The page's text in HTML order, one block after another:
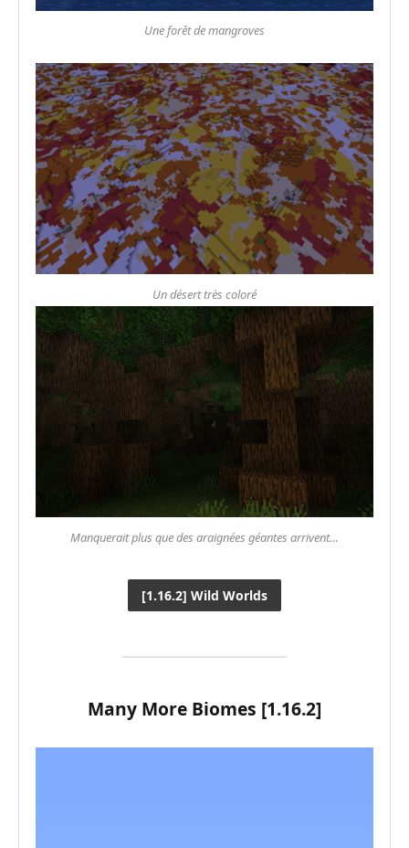
Une forêt de mangroves
Un désert très coloré
Manquerait plus que des araignées géantes arrivent…
[1.16.2] Wild Worlds
Many More Biomes [1.16.2]